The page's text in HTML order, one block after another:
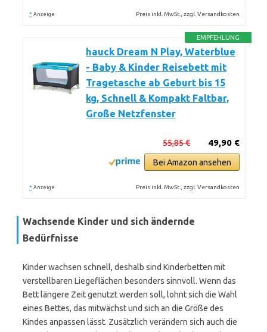
* Anzeige Preis inkl. MwSt., zzgl. Versandkosten
EMPFEHLUNG
hauck Dream N Play, Waterblue
- Baby & Kinder Reisebett mit
Tragetasche ab Geburt bis 15
kg, Schnell & Kompakt Faltbar,
Große Netzfenster
49,90 €
55,85 €
Bei Amazon ansehen
* Anzeige Preis inkl. MwSt., zzgl. Versandkosten
Wachsende Kinder und sich ändernde
Bedürfnisse
Kinder wachsen schnell, deshalb sind Kinderbetten mit
verstellbaren Liegeflächen besonders sinnvoll. Wenn das
Bett längere Zeit genutzt werden soll, lohnt sich die Wahl
eines Bettes, das mitwächst und sich an die Größe des
Kindes anpassen lässt. Zusätzlich verändern sich auch die